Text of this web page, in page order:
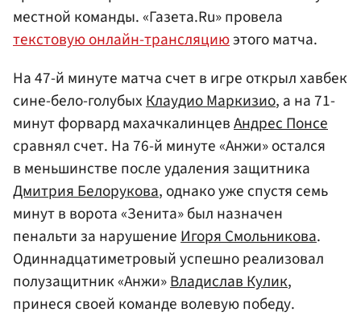
местной команды. «Газета.Ru» провела
текстовую онлайн-трансляциюэтого матча.
На 47-й минуте матча счет в игре открыл хавбек
сине-бело-голубых Клаудио Маркизио, а на 71-
минут форвард махачкалинцевАндрес Понсе
сравнял счет. На 76-й минуте «Анжи» остался
в меньшинстве после удаления защитника
Дмитрия Белорукова, однако уже спустя семь
минут в ворота «Зенита» был назначен
пенальти за нарушение Игоря Смольникова.
Одиннадцатиметровый успешно реализовал
полузащитник «Анжи»Владислав Кулик,
принеся своей команде волевую победу.